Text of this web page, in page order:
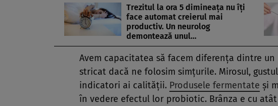
Trezitul la ora 5 dimineața nu îți
face automat creierul mai
productiv. Un neurolog
demontează unul…
Avem capacitatea să facem diferența dintre
stricat dacă ne folosim simțurile. Mirosul,
indicatori ai calității. Produsele fermentate și
în vedere efectul lor probiotic. Brânza e cu